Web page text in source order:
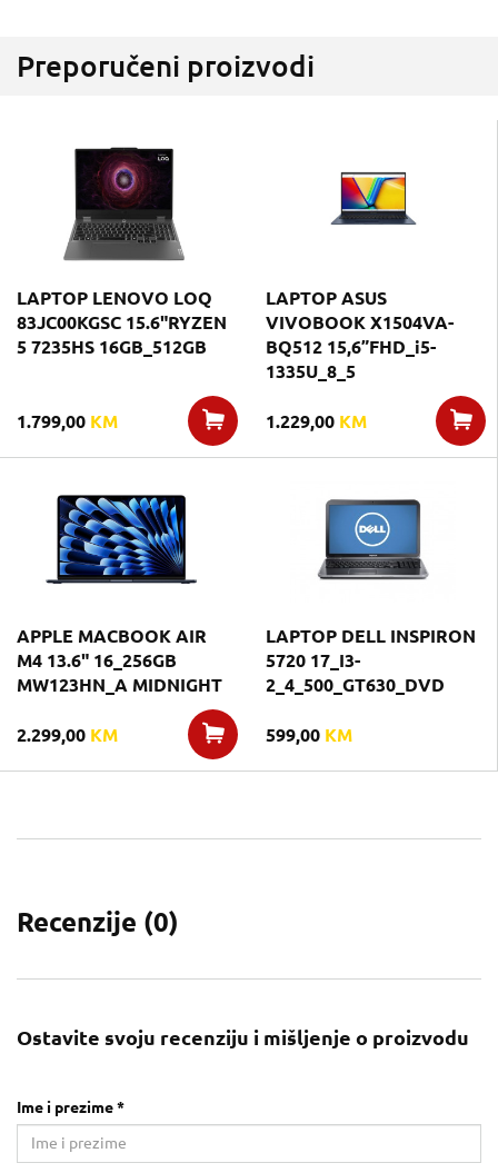
Preporučeni proizvodi
LAPTOP LENOVO LOQ
83JC00KGSC 15.6"RYZEN
5 7235HS 16GB_512GB
1.799,00 KM
LAPTOP ASUS
VIVOBOOK X1504VA-
BQ512 15,6”FHD_i5-
1335U_8_5
1.229,00 KM
APPLE MACBOOK AIR
M4 13.6" 16_256GB
MW123HN_A MIDNIGHT
2.299,00 KM
LAPTOP DELL INSPIRON
5720 17_I3-
2_4_500_GT630_DVD
599,00 KM
Recenzije (0)
Ostavite svoju recenziju i mišljenje o proizvodu
Ime i prezime *